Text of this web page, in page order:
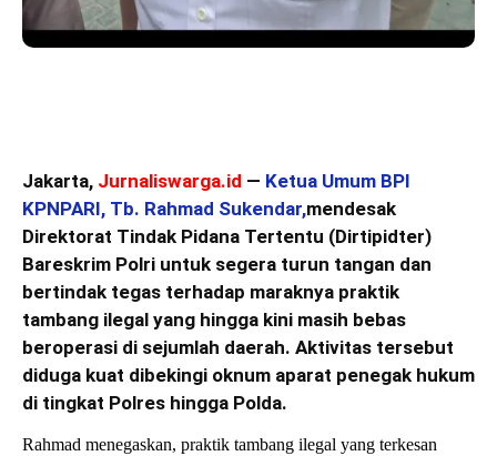
Jakarta, Jurnaliswarga.id — Ketua Umum BPI
KPNPARI, Tb. Rahmad Sukendar,mendesak
Direktorat Tindak Pidana Tertentu (Dirtipidter)
Bareskrim Polri untuk segera turun tangan dan
bertindak tegas terhadap maraknya praktik
tambang ilegal yang hingga kini masih bebas
beroperasi di sejumlah daerah. Aktivitas tersebut
diduga kuat dibekingi oknum aparat penegak hukum
di tingkat Polres hingga Polda.
Rahmad menegaskan, praktik tambang ilegal yang terkesan